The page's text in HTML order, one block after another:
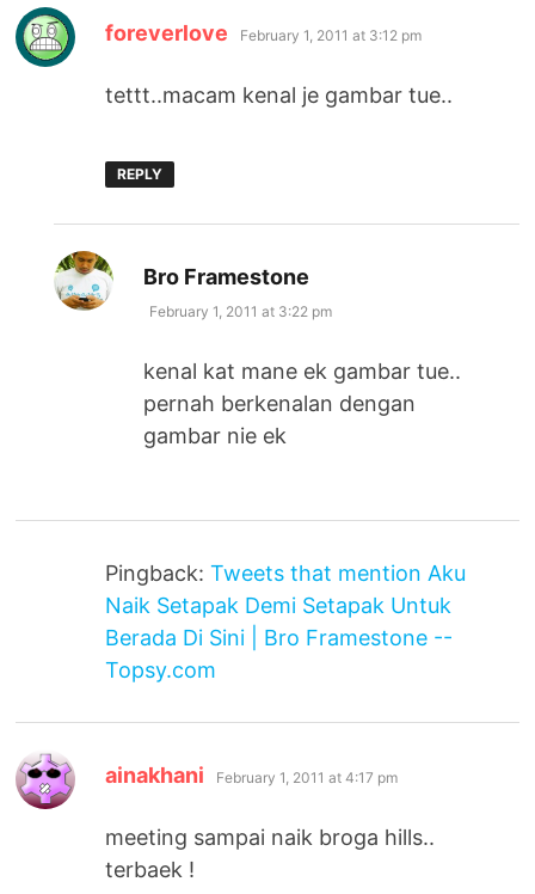
foreverlove says:
February 1, 2011 at 3:12 pm
tettt..macam kenal je gambar tue..
REPLY
Bro Framestone
February 1, 2011 at 3:22 pm
kenal kat mane ek gambar tue..
pernah berkenalan dengan
gambar nie ek
Pingback:Tweets that mention Aku
Naik Setapak Demi Setapak Untuk
Berada Di Sini | Bro Framestone --
Topsy.com
ainakhani says:
February 1, 2011 at 4:17 pm
meeting sampai naik broga hills..
terbaek !